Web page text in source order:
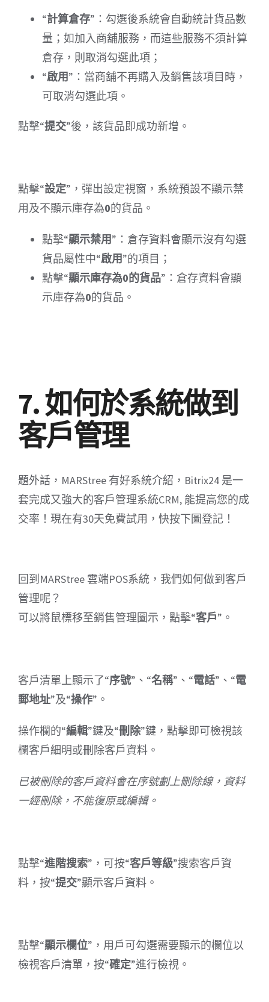
“計算倉存”：勾選後系統會自動統計貨品數
量；如加入商舖服務，而這些服務不須計算
倉存，則取消勾選此項；
“啟用”：當商舖不再購入及銷售該項目時，
可取消勾選此項。
點擊“提交”後，該貨品即成功新增。
點擊“設定”，彈出設定視窗，系統預設不顯示禁
用及不顯示庫存為0的貨品。
點擊“顯示禁用”：倉存資料會顯示沒有勾選
貨品屬性中“啟用”的項目；
點擊“顯示庫存為0的貨品”：倉存資料會顯
示庫存為0的貨品。
7. 如何於系統做到
客戶管理
題外話，MARStree 有好系統介紹，Bitrix24 是一
套完成又強大的客戶管理系統CRM, 能提高您的成
交率！現在有30天免費試用，快按下圖登記！
回到MARStree 雲端POS系統，我們如何做到客戶
管理呢？
可以將鼠標移至銷售管理圖示，點擊“客戶”。
客戶清單上顯示了“序號”、“名稱”、“電話”、“電
郵地址”及“操作”。
操作欄的“編輯”鍵及“刪除”鍵，點擊即可檢視該
欄客戶細明或刪除客戶資料。
已被刪除的客戶資料會在序號劃上刪除線，資料
一經刪除，不能復原或編輯。
點擊“進階搜索”，可按“客戶等級”搜索客戶資
料，按“提交”顯示客戶資料。
點擊“顯示欄位”，用戶可勾選需要顯示的欄位以
檢視客戶清單，按“確定”進行檢視。